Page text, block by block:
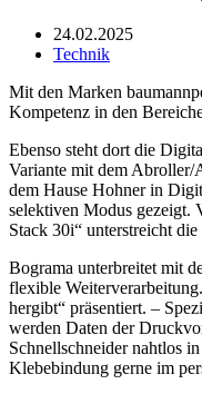
24.02.2025
Technik
Mit den Marken
Kompetenz in den
Ebenso steht dort die
Variante mit dem
dem Hause Hohner in
selektiven Modus gezeigt.
Stack 30i“ unterstreicht
Bograma unterbreitet mit
flexible
hergibt“ präsentiert. –
werden Daten der
Schnellschneider nahtlos
Klebebindung gerne im